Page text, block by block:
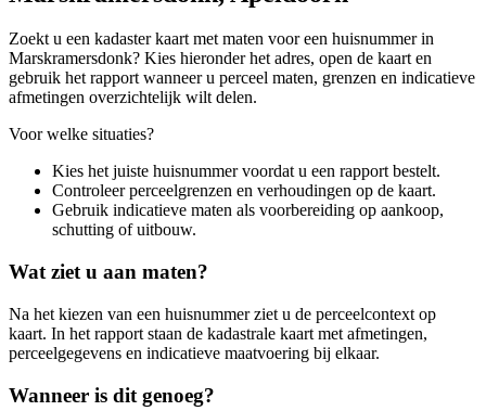
Zoekt u een kadaster kaart met maten voor een huisnummer in
Marskramersdonk? Kies hieronder het adres, open de kaart en
gebruik het rapport wanneer u perceel maten, grenzen en indicatieve
afmetingen overzichtelijk wilt delen.
Voor welke situaties?
Kies het juiste huisnummer voordat u een rapport bestelt.
Controleer perceelgrenzen en verhoudingen op de kaart.
Gebruik indicatieve maten als voorbereiding op aankoop,
schutting of uitbouw.
Wat ziet u aan maten?
Na het kiezen van een huisnummer ziet u de perceelcontext op
kaart. In het rapport staan de kadastrale kaart met afmetingen,
perceelgegevens en indicatieve maatvoering bij elkaar.
Wanneer is dit genoeg?